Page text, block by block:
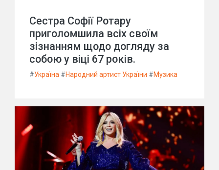
Сестра Софії Ротару
приголомшила всіх своїм
зізнанням щодо догляду за
собою у віці 67 років.
#Україна #Народний артист України #Музика